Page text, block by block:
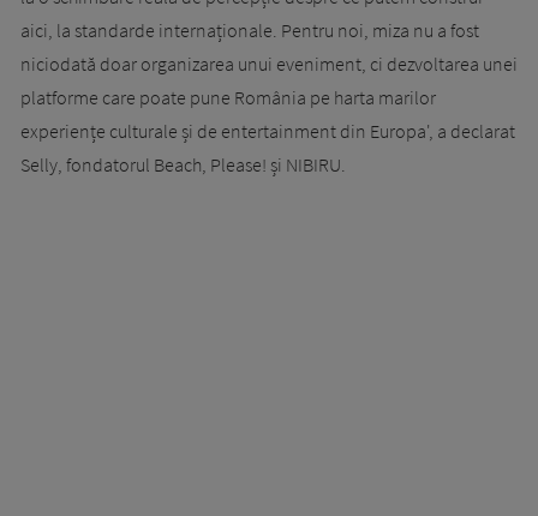
aici, la standarde internaționale. Pentru noi, miza nu a fost
niciodată doar organizarea unui eveniment, ci dezvoltarea unei
platforme care poate pune România pe harta marilor
experiențe culturale și de entertainment din Europa', a declarat
Selly, fondatorul Beach, Please! și NIBIRU.